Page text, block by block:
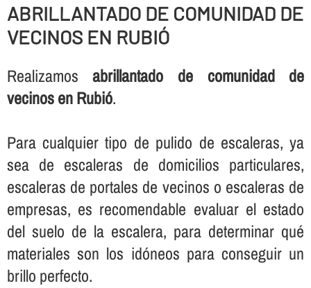
ABRILLANTADO DE COMUNIDAD DE
VECINOS EN RUBIÓ
Realizamosabrillantado de comunidad de
vecinos en Rubió.
Para cualquier tipo de pulido de escaleras, ya
sea de escaleras de domicilios particulares,
escaleras de portales de vecinos o escaleras de
empresas, es recomendable evaluar el estado
del suelo de la escalera, para determinar qué
materiales son los idóneos para conseguir un
brillo perfecto.